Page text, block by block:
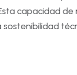
capacidad de